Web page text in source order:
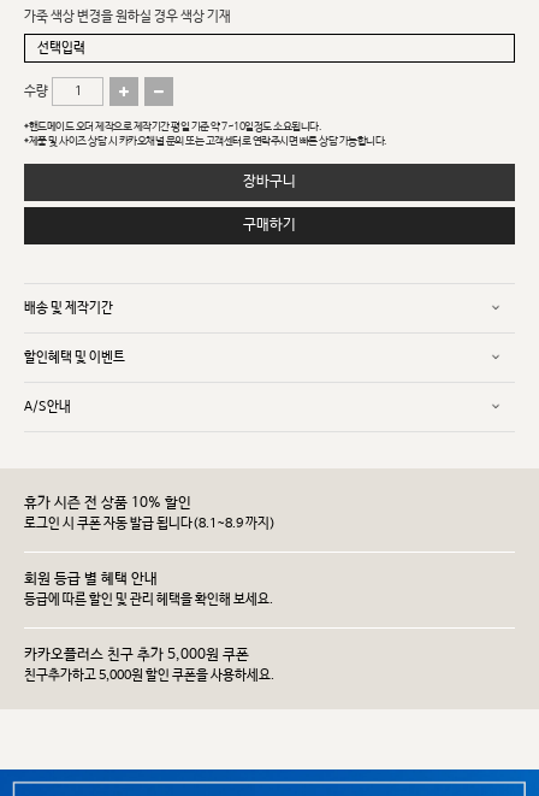
가죽 색상 변경을 원하실 경우 색상 기재
수량
*핸드메이드 오더 제작으로 제작기간 평일 기준 약 7~10일정도 소요됩니다.
*제품 및 사이즈 상담 시 카카오채널 문의 또는 고객센터로 연락주시면 빠른 상담 가능합니다.
장바구니
구매하기
배송 및 제작기간
할인혜택 및 이벤트
A/S안내
휴가 시즌 전 상품 10% 할인
로그인 시 쿠폰 자동 발급 됩니다(8.1~8.9 까지)
회원 등급 별 혜택 안내
등급에 따른 할인 및 관리 헤택을 확인해 보세요.
카카오플러스 친구 추가 5,000원 쿠폰
친구추가하고 5,000원 할인 쿠폰을 사용하세요.